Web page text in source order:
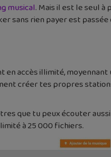
musical. Mais il est le seul à
sans rien payer est
accès illimité,
créer tes propres
que tu peux écouter
à 25 000 fichiers.